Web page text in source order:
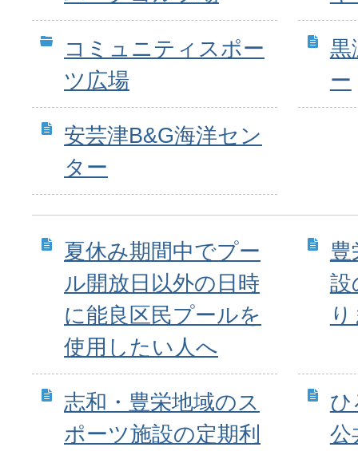
コミュニティスポー
ツ広場
黒
ー
安芸津B&G海洋セン
ター
夏休み期間中でプー
ル開放日以外の日時
に能良区民プールを
使用したい人へ
豊
設
志和・豊栄地域のス
ポーツ施設の定期利
ひ
公